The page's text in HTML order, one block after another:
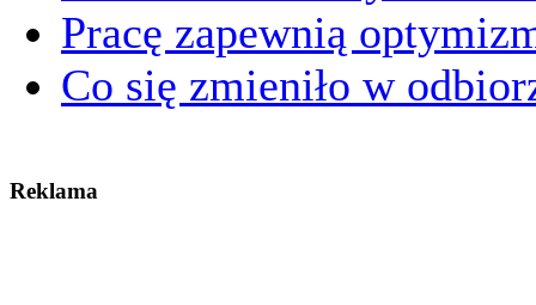
Pracę zapewnią
Co się zmieniło w
Reklama